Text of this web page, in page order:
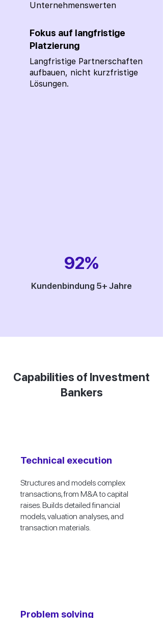
Unternehmenswerten
Fokus auf langfristige
Platzierung
Langfristige Partnerschaften
aufbauen, nicht kurzfristige
Lösungen.
92%
Kundenbindung 5+ Jahre
Capabilities of Investment
Bankers
Technical execution
Structures and models complex
transactions, from M&A to capital
raises. Builds detailed financial
models, valuation analyses, and
transaction materials.
Problem solving